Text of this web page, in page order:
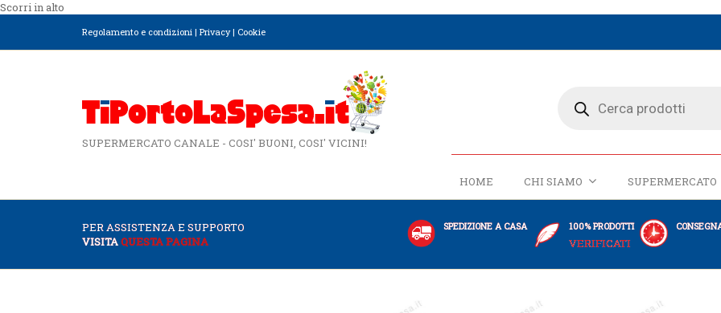
Scorri in alto
Regolamento e condizioni | Privacy| Cookie
SUPERMERCATO CANALE - COSI' BUONI, COSI' VICINI!
HOME CHI SIAMO SUPERMERCATO
PER ASSISTENZA E SUPPORTO
VISITAQUESTA PAGINA
SPEDIZIONE A CASA 100% PRODOTTI
VERIFICATI